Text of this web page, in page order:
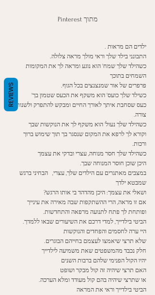
מתוך Pinterest
ילדים הם מראות .
התבונני בילד שלך וראי מולך מראה צלולה.
כשהילד שלך שמח' הוא נוגע ומראה לך את המקומות
השמחים בתוכך
פרפרים של אור שמנצנצים בכל הגוף.
כשילד שלך כועס' הוא משקף את הכעס שטמון בך'
כעס שסחבת איתך לאורך החיים ומבקש להתפרק ולשנות
צורה.
כשהילד שלך נעול' הוא משקף לך את הנוקשות שבך
וקורא לך לרפא את המקום שנסגר בך תוך שימוש ברוך
ורכות.
כשהילד שלך חסר מנוחה, עצרי ובדקי את עצמך
היכן שוכן חוסר המנוחה שבך.
במצבים מאתגרים עם הילדים שלך, עצרי,   הבחיני ברגש
שמבטא ילדך
ושאלי את עצמך: היכן מהדהד בי אותו הרגש?
אם זו מראה, הרי ההשתקפות שבה מאירה את עינייך
ופותחת לך פתח לתנועה מרפאה והתחדשות.
הביטי בילדייך, למדי דרכם את השיעורים שבאו ללמדך.
היי ערה לחסמים והפחדים והנוקשות
שלא תרצי שיאמצו לעצמם בחייהם הבוגרים.
חלק נכבד מהמשפטים שאת משמיעה לילדייך
יהיו הקול הפנימי שלהם ברבות השנים
האם תרצי שיהיה זה קול מבקר ושופט
או שתרצי שיהיה בהם קול מעודד ומלא הערכה.
הביטי בילדייך וראי את המראה
REVIEWS